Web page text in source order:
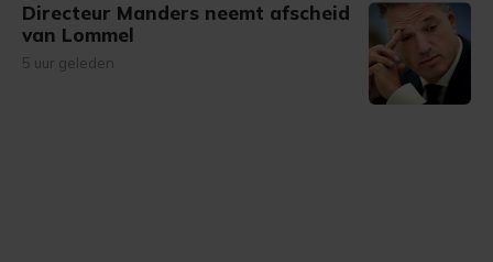
Directeur Manders neemt afscheid
van Lommel
5 uur geleden